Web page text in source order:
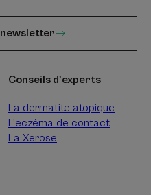
Conseils d'experts
La dermatite atopique
L’eczéma de contact
La Xerose